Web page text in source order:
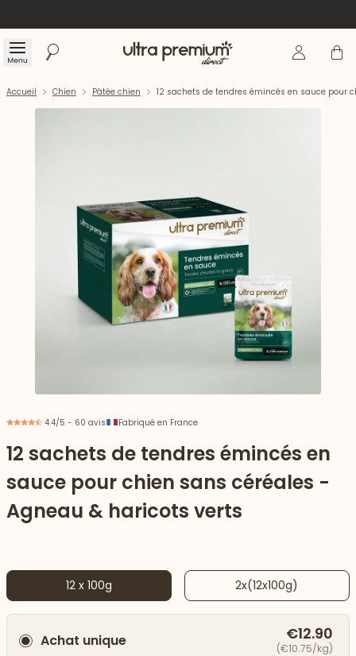
Menu Rechercher Accueil Se Panier
vers le bas
Accueil Chien Pâtée chien 12 sachets de tendres émincés en sauce pour
4.4/5 - 60 avis Fabriqué en France
12 sachets de tendres émincés en
sauce pour chien sans céréales -
Agneau & haricots verts
12 x 100g 2x(12x100g)
Achat unique €12.90
(€10.75/kg)